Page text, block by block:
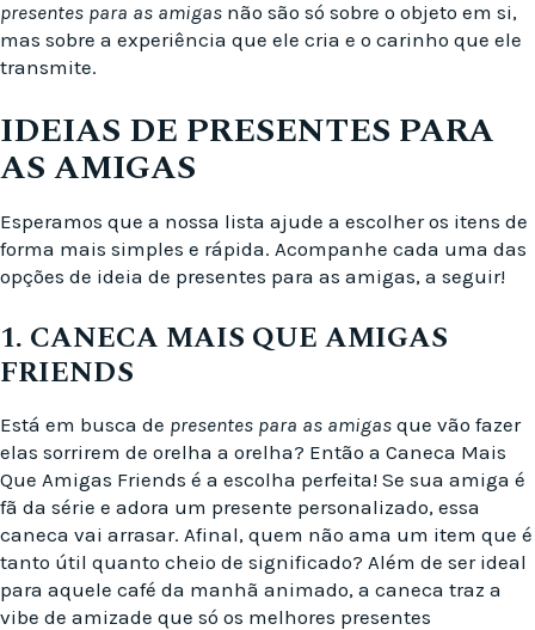
presentes para as amigas não são só sobre o objeto em si,
mas sobre a experiência que ele cria e o carinho que ele
transmite.
IDEIAS DE PRESENTES PARA
AS AMIGAS
Esperamos que a nossa lista ajude a escolher os itens de
forma mais simples e rápida. Acompanhe cada uma das
opções de ideia de presentes para as amigas, a seguir!
1. CANECA MAIS QUE AMIGAS
FRIENDS
Está em busca de presentes para as amigas que vão fazer
elas sorrirem de orelha a orelha? Então a Caneca Mais
Que Amigas Friends é a escolha perfeita! Se sua amiga é
fã da série e adora um presente personalizado, essa
caneca vai arrasar. Afinal, quem não ama um item que é
tanto útil quanto cheio de significado? Além de ser ideal
para aquele café da manhã animado, a caneca traz a
vibe de amizade que só os melhores presentes